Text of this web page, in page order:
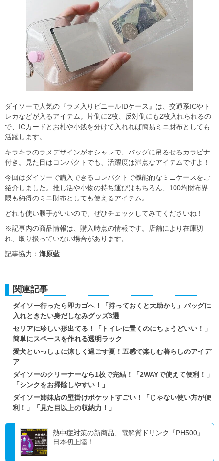
ダイソーで人気の『ラメ入りビニールIDケース』は、交通系ICやト
レカなどが入るアイテム。片側に2枚、反対側にも2枚入れられるの
で、ICカードとお札や小銭を分けて入れれば簡易ミニ財布としても
活躍します。
キラキラのラメデザインがオシャレで、バッグに吊るせるカラビナ
付き。見た目はコンパクトでも、活躍度は満点なアイテムですよ！
今回はダイソーで購入できるコンパクトで機能的なミニケースをご
紹介しました。推し活や小物の持ち運びはもちろん、100均財布界
隈も納得のミニ財布としても使えるアイテム。
どれも使い勝手がいいので、ぜひチェックしてみてくださいね！
※記事内の商品情報は、購入時点の情報です。店舗により在庫切
れ、取り扱っていない場合があります。
記事協力： 海原藍
関連記事
ダイソー行ったら即カゴへ！「持っておくと大助かり」バッグに
入れときたい身だしなみグッズ3選
セリアに珍しい形出てる！「トイレに置くのにちょうどいい！」
簡単にスペースを作れる透明ラック
愛犬といっしょに涼しく過ごす夏！五感で楽しむ暮らしのアイデ
ア
ダイソーのクリーナーなら1枚で完結！「2WAYで使えて便利！」
「シンクをお掃除しやすい！」
ダイソー姉妹店の壁掛けポケットすごい！「じゃない使い方が便
利！」「見た目以上の収納力！」
熱中症対策の新商品、電解質ドリンク「PH500」
日本初上陸！